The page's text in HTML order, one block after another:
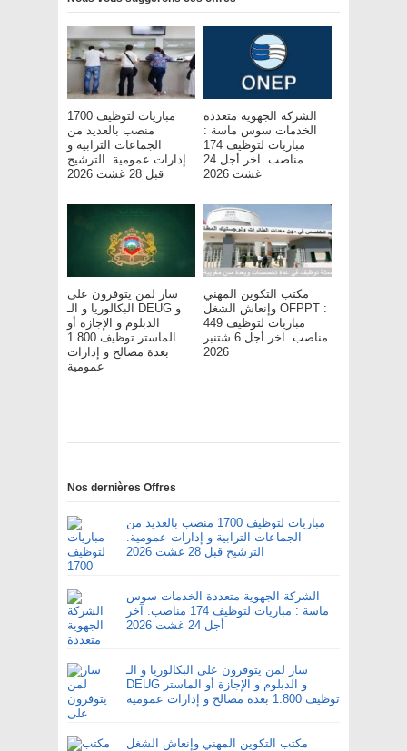
مباريات لتوظيف 1700
منصب بالعديد من
الجماعات الترابية و
إدارات عمومية. الترشيح
قبل 28 غشت 2026
الشركة الجهوية متعددة
الخدمات سوس ماسة :
مباريات لتوظيف 174
مناصب. آخر أجل 24
غشت 2026
سار لمن يتوفرون على
البكالوريا و الـ DEUG و
الدبلوم و الإجازة أو
الماستر توظيف 1.800
بعدة مصالح و إدارات
عمومية
مكتب التكوين المهني
وإنعاش الشغل OFPPT :
مباريات لتوظيف 449
مناصب. آخر أجل 6 شتنبر
2026
Nos dernières Offres
مباريات لتوظيف 1700 منصب بالعديد من
الجماعات الترابية و إدارات عمومية.
الترشيح قبل 28 غشت 2026
الشركة الجهوية متعددة الخدمات سوس
ماسة : مباريات لتوظيف 174 مناصب. آخر
أجل 24 غشت 2026
سار لمن يتوفرون على البكالوريا و الـ
DEUG و الدبلوم و الإجازة أو الماستر
توظيف 1.800 بعدة مصالح و إدارات عمومية
مكتب التكوين المهني وإنعاش الشغل